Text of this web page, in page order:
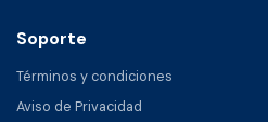
Soporte
Términos y condiciones
Aviso de Privacidad